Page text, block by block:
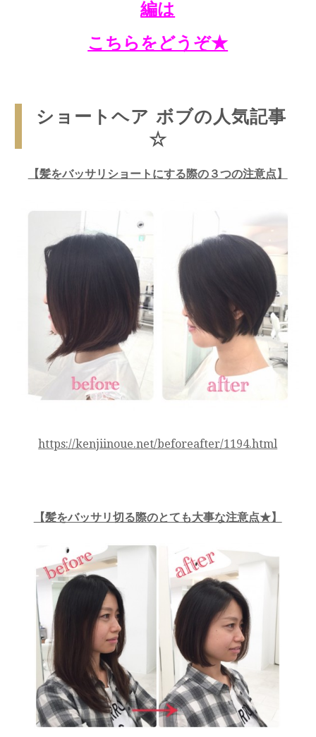
編は
こちらをどうぞ★
ショートヘア ボブの人気記事
☆
【髪をバッサリショートにする際の３つの注意点】
https://kenjiinoue.net/beforeafter/1194.html
【髪をバッサリ切る際のとても大事な注意点★】